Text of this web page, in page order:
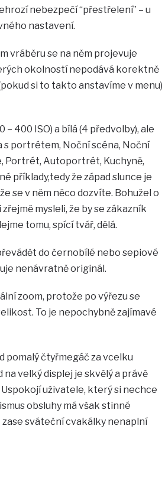
nebezpečí “přestřelení” – u
nastavení.
vráběru se na něm projevuje
okolností nepodává korektně
si to takto anstavíme v menu)
400 ISO) a bílá (4 předvolby), ale
s portrétem, Noční scéna, Noční
Portrét, Autoportrét, Kuchyně,
příklady,tedy že západ slunce je
se v něm něco dozvíte. Bohužel o
mysleli, že by se zákazník
tomu, spící tvář, dělá.
do černobílé nebo sepiové
nenávratně originál.
zoom, protože po výřezu se
To je nepochybně zajímavé
pomalý čtyřmegáč za vcelku
velký displej je skvělý a právě
uživatele, který si nechce
obsluhy má však stinné
sváteční cvakálky nenaplní